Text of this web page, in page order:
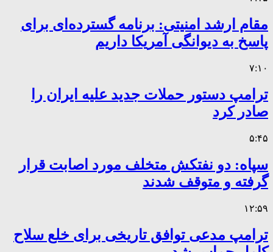
مقام ارشد امنیتی: برنامه گسترده‌ای برای
پاسخ به دیوانگی آمریکا داریم
۷:۱۰
ترامپ دستور حملات جدید علیه ایران را
صادر کرد
۵:۴۵
سپاه: دو نفتکش متخلف مورد اصابت قرار
گرفته و متوقف شدند
۱۲:۵۹
ترامپ مدعی توافق تاریخی برای خلع سلاح